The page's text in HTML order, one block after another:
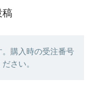
稿
購入時の受注番号
さい。